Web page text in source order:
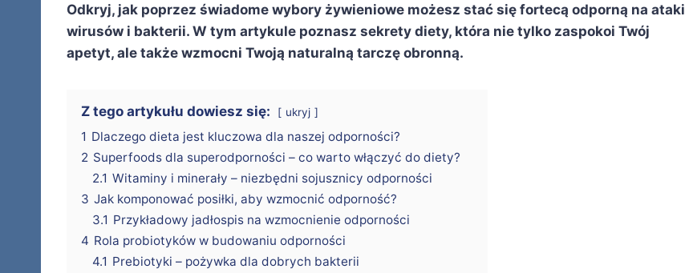
Odkryj, jak poprzez świadome wybory żywieniowe możesz stać się fortecą odporną na ataki
wirusów i bakterii. W tym artykule poznasz sekrety diety, która nie tylko zaspokoi Twój
apetyt, ale także wzmocni Twoją naturalną tarczę obronną.
Z tego artykułu dowiesz się: ukryj
1 Dlaczego dieta jest kluczowa dla naszej odporności?
2 Superfoods dla superodporności – co warto włączyć do diety?
2.1 Witaminy i minerały – niezbędni sojusznicy odporności
3 Jak komponować posiłki, aby wzmocnić odporność?
3.1 Przykładowy jadłospis na wzmocnienie odporności
4 Rola probiotyków w budowaniu odporności
4.1 Prebiotyki – pożywka dla dobrych bakterii